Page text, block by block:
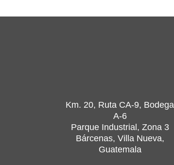
Km. 20, Ruta CA-9, Bodega
A-6
Parque Industrial, Zona 3
Bárcenas, Villa Nueva,
Guatemala